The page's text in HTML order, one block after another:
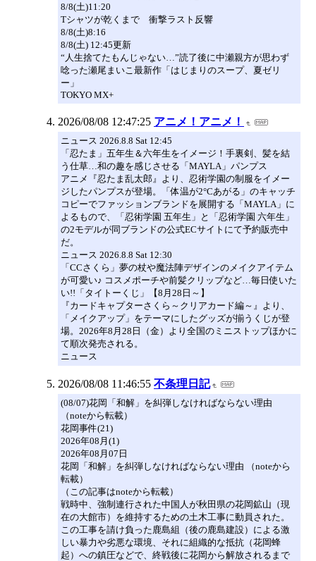
8/8(土)11:20
Tシャツが乾くまで 衝撃ラスト反響
8/8(土)8:16
8/8(土) 12:45更新
“人生捨てたもんじゃない…”読了後に中瀬親方が思わず
唸った瀬尾まいこ最新作「はじまりのスープ、夏ゼリ
ー」
TOKYO MX+
2026/08/08 12:47:25 アニメ！アニメ！
ニュース 2026.8.8 Sat 12:45
「忍たま」五年生＆六年生をイメージ！手裏剣、髪を結
う仕草…和の趣を感じさせる「MAYLA」パンプス
アニメ『忍たま乱太郎』より、忍術学園の制服をイメー
ジしたパンプスが登場。「体温が2°Cあがる」のキャッチ
コピーでファッションブランドを展開する「MAYLA」に
よるもので、「忍術学園 五年生」と「忍術学園 六年生」
の2モデルが同ブランドの公式ECサイトにて予約販売中
だ。
ニュース 2026.8.8 Sat 12:30
「CCさくら」夢の杖や魔法陣デザインのメイクアイテム
が可愛い♪ コスメポーチや前髪クリップなど…毎日使いた
い!!「タイトーくじ」【8月28日～】
『カードキャプターさくら～クリアカード編～』より、
「メイクアップ」をテーマにしたグッズが揃うくじが登
場。2026年8月28日（金）より全国のミニストップほかに
て順次発売される。
ニュース
2026/08/08 11:46:55 不条理日記
(08/07)花岡「和解」を糾弾しなければならない理由
（noteから転載）
花岡事件(21)
2026年08月(1)
2026年08月07日
花岡「和解」を糾弾しなければならない理由 （noteから
転載）
（この記事はnoteから転載）
戦時中、強制連行された中国人が秋田県の花岡鉱山（現
在の大館市）を維持するための土木工事に動員された。
この工事を請け負った鹿島組（後の鹿島建設）による激
しい暴力や劣悪な環境、それに組織的な抵抗（花岡蜂
起）への鎮圧などで、終戦後に花岡から解放されるまで